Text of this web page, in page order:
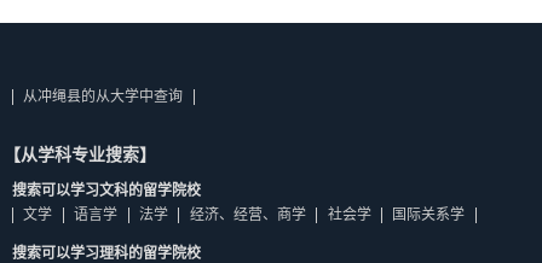
从冲绳县的从大学中查询
【从学科专业搜索】
搜索可以学习文科的留学院校
文学
语言学 法学 经济、经营、商学 社会学 国际关系学
搜索可以学习理科的留学院校